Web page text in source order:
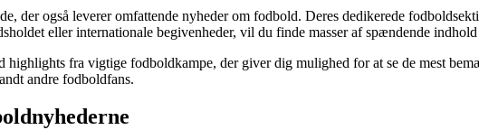
der også leverer omfattende nyheder om fodbold. Deres dedikerede
eller internationale begivenheder, vil du finde masser af spændende
highlights fra vigtige fodboldkampe, der giver dig mulighed for at se de mest
andre fodboldfans.